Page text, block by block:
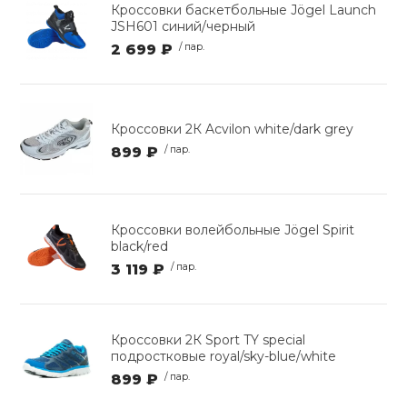
Кроссовки баскетбольные Jögel Launch
JSH601 синий/черный
2 699 ₽ / пар.
Кроссовки 2К Acvilon white/dark grey
899 ₽ / пар.
Кроссовки волейбольные Jögel Spirit
black/red
3 119 ₽ / пар.
Кроссовки 2К Sport TY special
подростковые royal/sky-blue/white
899 ₽ / пар.